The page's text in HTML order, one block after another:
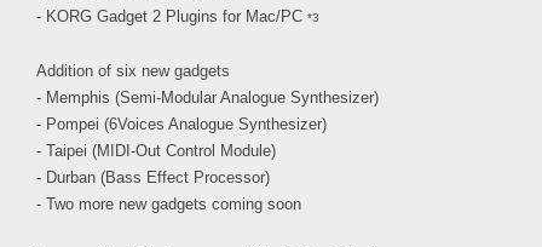
- KORG Gadget 2 Plugins for Mac/PC *3
Addition of six new gadgets
- Memphis (Semi-Modular Analogue Synthesizer)
- Pompei (6Voices Analogue Synthesizer)
- Taipei (MIDI-Out Control Module)
- Durban (Bass Effect Processor)
- Two more new gadgets coming soon